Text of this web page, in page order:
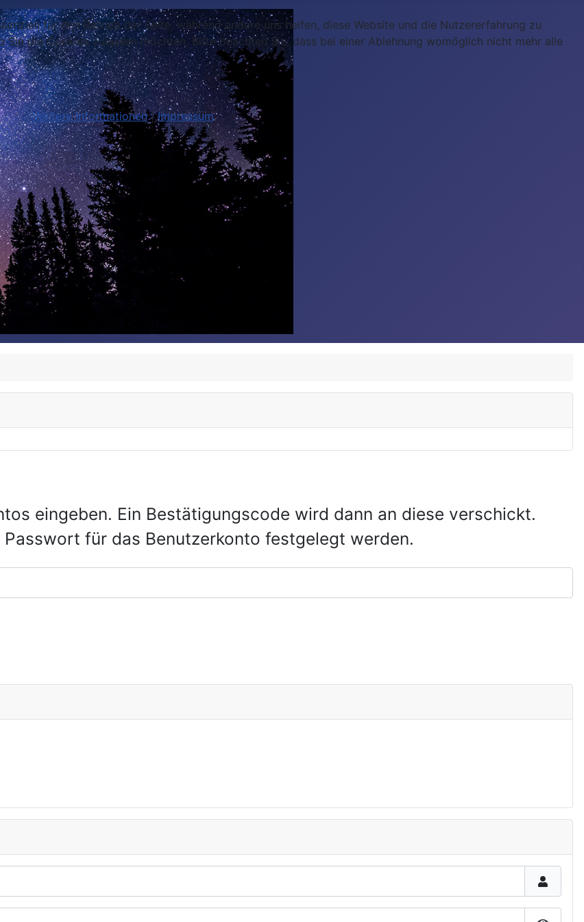
eingeben. Ein Bestätigungscode wird dann an diese verschickt.
für das Benutzerkonto festgelegt werden.
für den Betrieb der Seite, während andere uns helfen, diese Website und die Nutzererfahrung zu
die Cookies zulassen möchten. Bitte beachten Sie, dass bei einer Ablehnung womöglich nicht mehr alle
Weitere Informationen|Impressum